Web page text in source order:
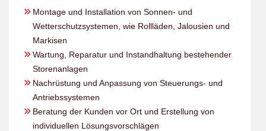
Montage und Installation von Sonnen- und
Wetterschutzsystemen, wie Rollläden, Jalousien und
Markisen
Wartung, Reparatur und Instandhaltung bestehender
Storenanlagen
Nachrüstung und Anpassung von Steuerungs- und
Antriebssystemen
Beratung der Kunden vor Ort und Erstellung von
individuellen Lösungsvorschlägen